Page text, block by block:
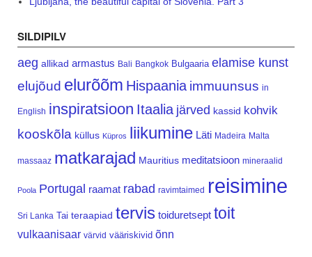
SILDIPILV
aeg allikad armastus Bali Bangkok Bulgaaria elamise kunst
elujõud elurõõm Hispaania immuunsus in
English inspiratsioon Itaalia järved kassid kohvik
kooskõla küllus Küpros liikumine Läti Madeira Malta
massaaz matkarajad Mauritius meditatsioon mineraalid
Poola Portugal raamat rabad ravimtaimed reisimine
Sri Lanka Tai teraapiad tervis toiduretsept toit
vulkaanisaar värvid vääriskivid õnn